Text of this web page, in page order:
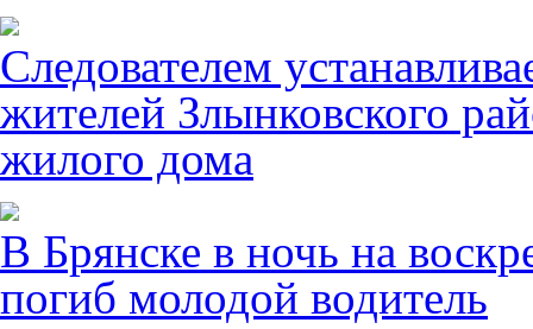
Следователем
жителей Злынковского
жилого дома
В Брянске в ночь на
погиб молодой водитель